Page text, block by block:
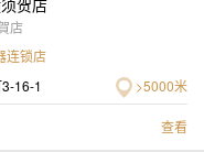
店
连锁店
16-1
>5000米
查看